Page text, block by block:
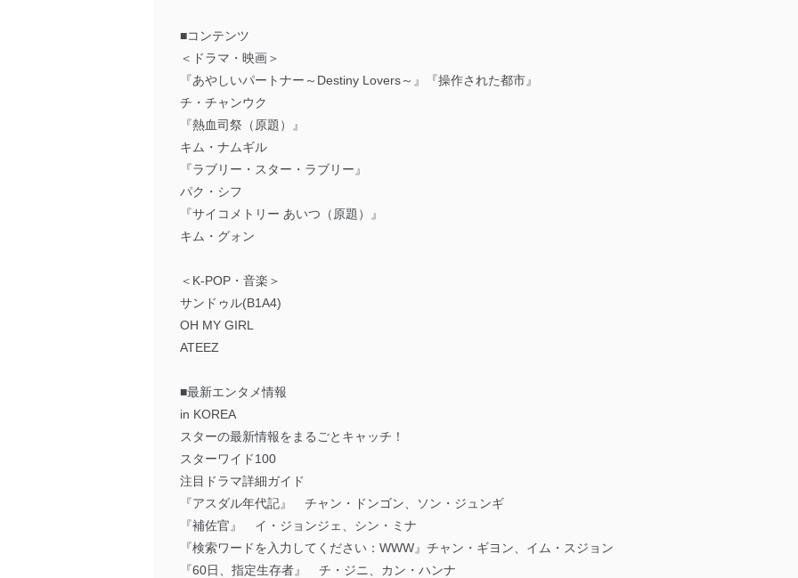
■コンテンツ
＜ドラマ・映画＞
『あやしいパートナー～Destiny Lovers～』『操作された都市』
チ・チャンウク
『熱血司祭（原題）』
キム・ナムギル
『ラブリー・スター・ラブリー』
パク・シフ
『サイコメトリー あいつ（原題）』
キム・グォン
＜K-POP・音楽＞
サンドゥル(B1A4)
OH MY GIRL
ATEEZ
■最新エンタメ情報
in KOREA
スターの最新情報をまるごとキャッチ！
スターワイド100
注目ドラマ詳細ガイド
『アスダル年代記』 チャン・ドンゴン、ソン・ジュンギ
『補佐官』 イ・ジョンジェ、シン・ミナ
『検索ワードを入力してください：WWW』チャン・ギヨン、イム・スジョン
『60日、指定生存者』 チ・ジニ、カン・ハンナ